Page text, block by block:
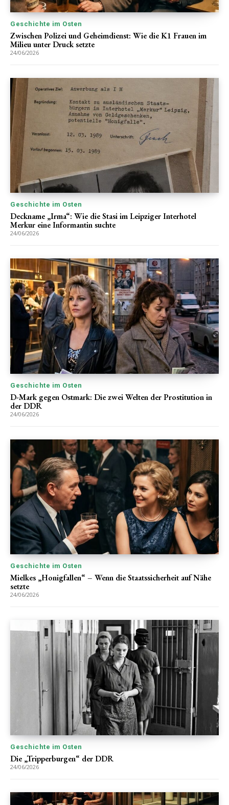
Geschichte im Osten
Zwischen Polizei und Geheimdienst: Wie die K1 Frauen im
Milieu unter Druck setzte
24/06/2026
Geschichte im Osten
Deckname „Irma“: Wie die Stasi im Leipziger Interhotel
Merkur eine Informantin suchte
24/06/2026
Geschichte im Osten
D-Mark gegen Ostmark: Die zwei Welten der Prostitution in
der DDR
24/06/2026
Geschichte im Osten
Mielkes „Honigfallen“ – Wenn die Staatssicherheit auf Nähe
setzte
24/06/2026
Geschichte im Osten
Die „Tripperburgen“ der DDR
24/06/2026